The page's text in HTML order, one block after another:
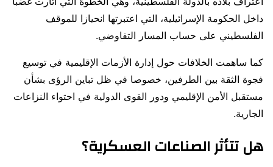
داخل الحكومة الإسرائيلية، التي اعتبرتها انحيازا للموقف
الفلسطيني على حساب المسار التفاوضي.
كما ساهمت الخلافات حول إدارة الأزمات الإقليمية في توسيع
فجوة الثقة بين الطرفين، خصوصا في ظل تباين الرؤى بشأن
مستقبل الأمن الإقليمي ودور القوى الدولية في احتواء النزاعات
الجارية.
هل تتأثر الصناعات العسكرية؟